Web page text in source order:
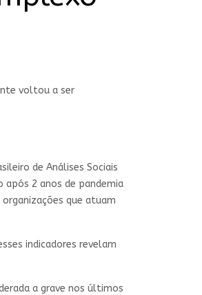
voltou a ser
de Análises Sociais
após 2 anos de pandemia
que atuam
indicadores revelam
a grave nos últimos